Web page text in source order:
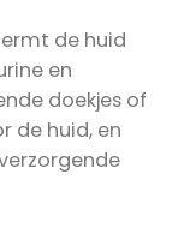
de huid
en
doekjes of
de huid, en